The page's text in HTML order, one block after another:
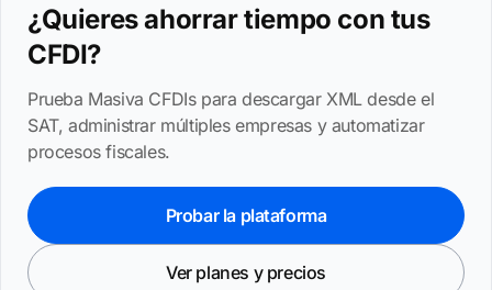
¿Quieres ahorrar tiempo con tus
CFDI?
Prueba Masiva CFDIs para descargar XML desde el
SAT, administrar múltiples empresas y automatizar
procesos fiscales.
Probar la plataforma
Ver planes y precios